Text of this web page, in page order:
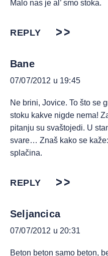
Malo nas je al’ smo stoka.
REPLY
Bane
07/07/2012 u 19:45
Ne brini, Jovice. To što se
stoku kakve nigde nema!
pitanju su svaštojedi. U
svare… Znaš kako se
splačina.
REPLY
Seljancica
07/07/2012 u 20:31
Beton beton samo beton,